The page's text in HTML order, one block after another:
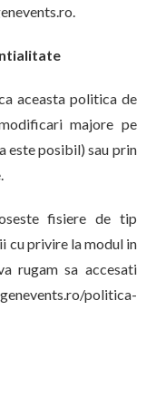
aceasta politica de
majore pe
este posibil) sau prin
fisiere de tip
cu privire la modul in
rugam sa accesati
politica-